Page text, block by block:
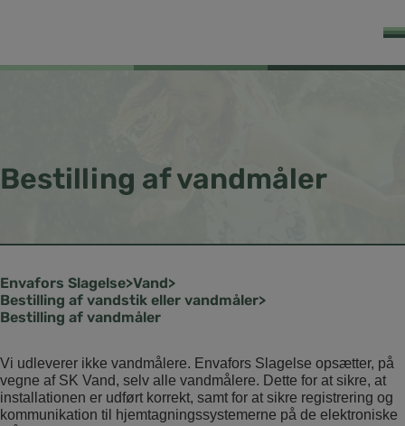
Bestilling af vandmåler
Slagelse Vand
Bestilling af vandstik eller vandmåler
Bestilling af vandmåler
Vi udleverer ikke vandmålere. Envafors Slagelse opsætter, på
vegne af SK Vand, selv alle vandmålere. Dette for at sikre, at
installationen er udført korrekt, samt for at sikre registrering og
kommunikation til hjemtagningssystemerne på de elektroniske